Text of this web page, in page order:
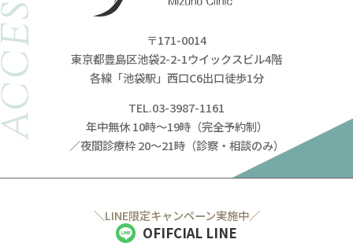
〒171-0014
東京都豊島区池袋2-2-1ウイックスビル4階
各線「池袋駅」西口C6出口徒歩1分
TEL.03-3987-1161
年中無休 10時～19時（完全予約制）
／夜間診療枠 20～21時（診察・相談のみ）
＼LINE限定キャンペーン実施中／
OFIFCIAL LINE